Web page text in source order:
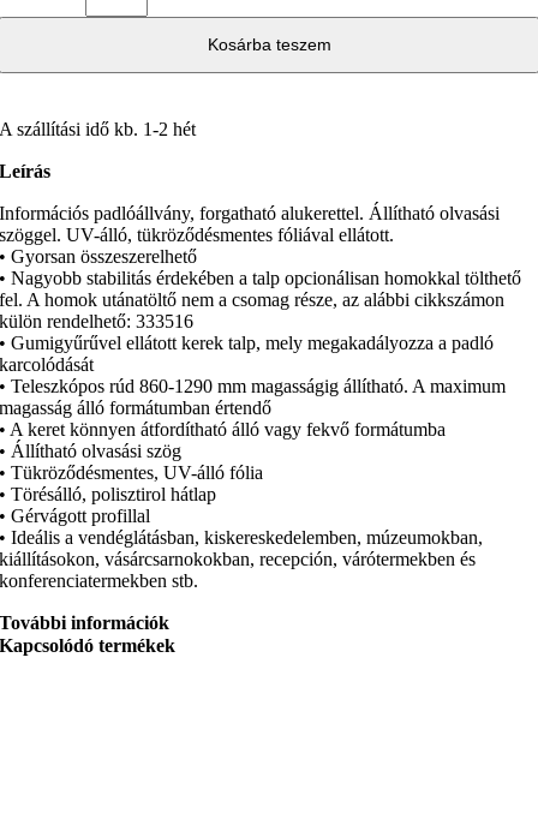
Kosárba teszem
A szállítási idő kb. 1-2 hét
Leírás
Információs padlóállvány, forgatható alukerettel. Állítható olvasási
szöggel. UV-álló, tükröződésmentes fóliával ellátott.
• Gyorsan összeszerelhető
• Nagyobb stabilitás érdekében a talp opcionálisan homokkal tölthető
fel. A homok utánatöltő nem a csomag része, az alábbi cikkszámon
külön rendelhető: 333516
• Gumigyűrűvel ellátott kerek talp, mely megakadályozza a padló
karcolódását
• Teleszkópos rúd 860-1290 mm magasságig állítható. A maximum
magasság álló formátumban értendő
• A keret könnyen átfordítható álló vagy fekvő formátumba
• Állítható olvasási szög
• Tükröződésmentes, UV-álló fólia
• Törésálló, polisztirol hátlap
• Gérvágott profillal
• Ideális a vendéglátásban, kiskereskedelemben, múzeumokban,
kiállításokon, vásárcsarnokokban, recepción, várótermekben és
konferenciatermekben stb.
További információk
Kapcsolódó termékek